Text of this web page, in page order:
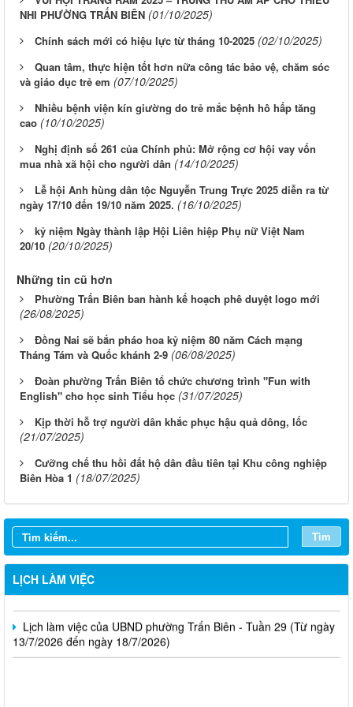
NHI PHƯỜNG TRẤN BIÊN (01/10/2025)
Chính sách mới có hiệu lực từ tháng 10-2025 (02/10/2025)
Quan tâm, thực hiện tốt hơn nữa công tác bảo vệ, chăm sóc
và giáo dục trẻ em (07/10/2025)
Nhiều bệnh viện kín giường do trẻ mắc bệnh hô hấp tăng
cao (10/10/2025)
Nghị định số 261 của Chính phủ: Mở rộng cơ hội vay vốn
mua nhà xã hội cho người dân (14/10/2025)
Lễ hội Anh hùng dân tộc Nguyễn Trung Trực 2025 diễn ra từ
ngày 17/10 đến 19/10 năm 2025. (16/10/2025)
kỷ niệm Ngày thành lập Hội Liên hiệp Phụ nữ Việt Nam
20/10 (20/10/2025)
Những tin cũ hơn
Phường Trấn Biên ban hành kế hoạch phê duyệt logo mới
(26/08/2025)
Đồng Nai sẽ bắn pháo hoa kỷ niệm 80 năm Cách mạng
Tháng Tám và Quốc khánh 2-9 (06/08/2025)
Đoàn phường Trấn Biên tổ chức chương trình "Fun with
English" cho học sinh Tiểu học (31/07/2025)
Kịp thời hỗ trợ người dân khắc phục hậu quả dông, lốc
(21/07/2025)
Cưỡng chế thu hồi đất hộ dân đầu tiên tại Khu công nghiệp
Biên Hòa 1 (18/07/2025)
Tìm
LỊCH LÀM VIỆC
Lịch làm việc của UBND phường Trấn Biên - Tuần 32 (Từ ngày
Lịch làm việc của UBND phường Trấn Biên - Tuần 31 (Từ ngày
27/7/2026 đến ngày 01/8/2026)
Lịch làm việc của UBND phường Trấn Biên - Tuần 30 (Từ ngày
20/7/2026 đến ngày 25/7/2026)
Lịch làm việc của UBND phường Trấn Biên - Tuần 29 (Từ ngày
13/7/2026 đến ngày 18/7/2026)